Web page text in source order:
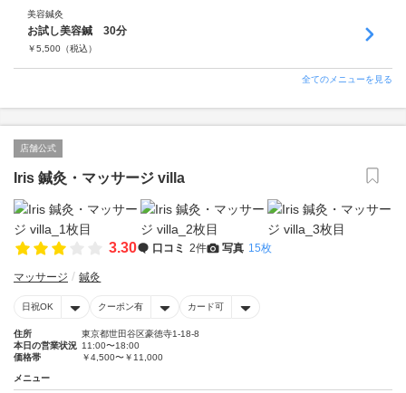
美容鍼灸
お試し美容鍼 30分
￥5,500 （税込）
全てのメニューを見る
店舗公式
Iris 鍼灸・マッサージ villa
3.30 口コミ 2件 写真 15枚
マッサージ 鍼灸
日祝OK クーポン有 カード可
住所
東京都世田谷区豪徳寺1-18-8
本日の営業状況 11:00〜18:00
価格帯
￥4,500〜￥11,000
メニュー